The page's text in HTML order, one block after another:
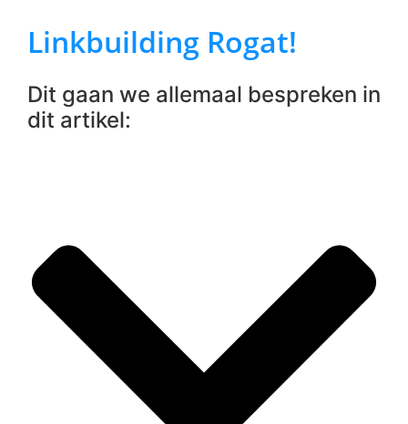
Linkbuilding Rogat!
Dit gaan we allemaal bespreken in
dit artikel: